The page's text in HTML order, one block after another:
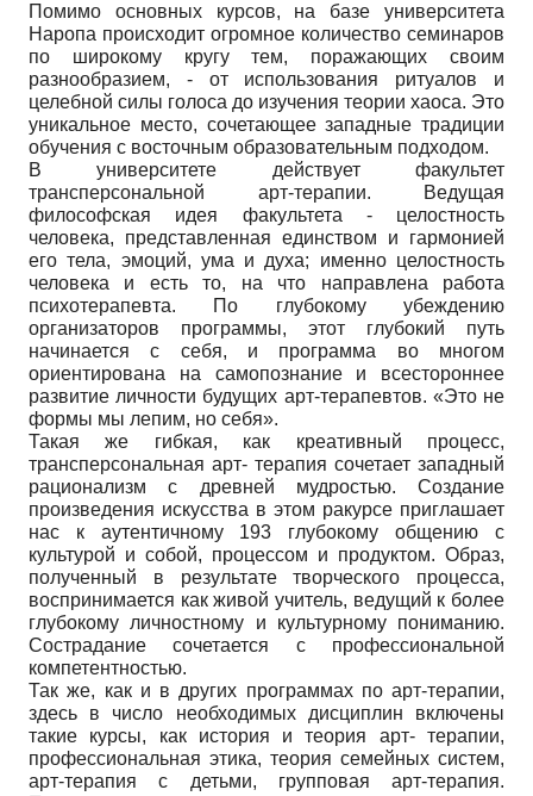
Помимо основных курсов, на базе университета
Наропа происходит огромное количество семинаров
по широкому кругу тем, поражающих своим
разнообразием, - от использования ритуалов и
целебной силы голоса до изучения теории хаоса. Это
уникальное место, сочетающее западные традиции
обучения с восточным образовательным подходом.
В университете действует факультет
трансперсональной арт-терапии. Ведущая
философская идея факультета - целостность
человека, представленная единством и гармонией
его тела, эмоций, ума и духа; именно целостность
человека и есть то, на что направлена работа
психотерапевта. По глубокому убеждению
организаторов программы, этот глубокий путь
начинается с себя, и программа во многом
ориентирована на самопознание и всестороннее
развитие личности будущих арт-терапевтов. «Это не
формы мы лепим, но себя».
Такая же гибкая, как креативный процесс,
трансперсональная арт- терапия сочетает западный
рационализм с древней мудростью. Создание
произведения искусства в этом ракурсе приглашает
нас к аутентичному 193 глубокому общению с
культурой и собой, процессом и продуктом. Образ,
полученный в результате творческого процесса,
воспринимается как живой учитель, ведущий к более
глубокому личностному и культурному пониманию.
Сострадание сочетается с профессиональной
компетентностью.
Так же, как и в других программах по арт-терапии,
здесь в число необходимых дисциплин включены
такие курсы, как история и теория арт- терапии,
профессиональная этика, теория семейных систем,
арт-терапия с детьми, групповая арт-терапия.